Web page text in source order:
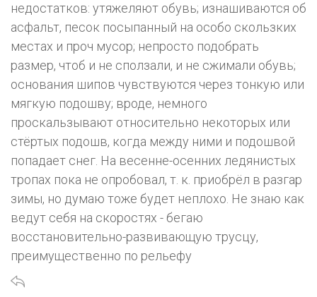
недостатков: утяжеляют обувь; изнашиваются об
асфальт, песок посыпанный на особо скользких
местах и проч мусор; непросто подобрать
размер, чтоб и не сползали, и не сжимали обувь;
основания шипов чувствуются через тонкую или
мягкую подошву; вроде, немного
проскальзывают относительно некоторых или
стёртых подошв, когда между ними и подошвой
попадает снег. На весенне-осенних ледянистых
тропах пока не опробовал, т. к. приобрёл в разгар
зимы, но думаю тоже будет неплохо. Не знаю как
ведут себя на скоростях - бегаю
восстановительно-развивающую трусцу,
преимущественно по рельефу